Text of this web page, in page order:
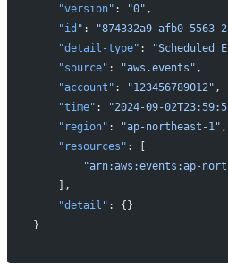
    "version"
: "0" ,
    "id"
: "874332a9-afb0-5563-
    "detail-type"
: "Scheduled
    "source"
: "aws.events" ,
    "account"
: "123456789012" ,
    "time"
: "2024-09-
    "region"
: "ap-northeast-1" ,
    "resources"
: [
"arn:aws:events:ap-
    ],
    "detail"
: {}
}